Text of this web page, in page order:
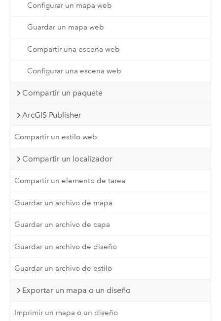
Configurar un mapa web
Guardar un mapa web
Compartir una escena web
Configurar una escena web
Compartir un paquete
ArcGIS Publisher
Compartir un estilo web
Compartir un localizador
Compartir un elemento de tarea
Guardar un archivo de mapa
Guardar un archivo de capa
Guardar un archivo de diseño
Guardar un archivo de estilo
Exportar un mapa o un diseño
Imprimir un mapa o un diseño